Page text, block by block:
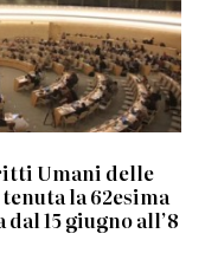
Umani delle
la 62esima
15 giugno all’8